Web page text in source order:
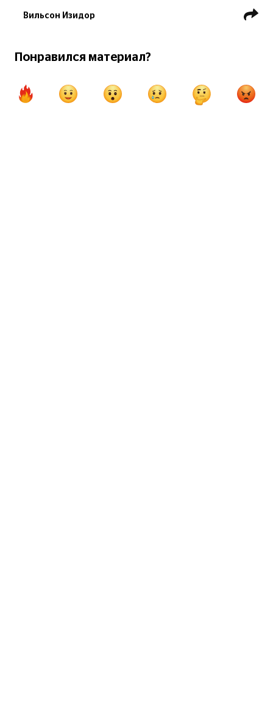
Вильсон Изидор
Сборная Гаити по футболу
ФК Локомотив Москва
Понравился материал?